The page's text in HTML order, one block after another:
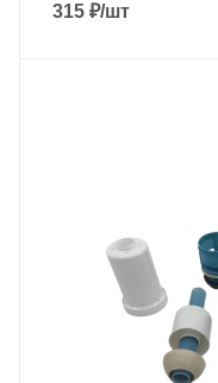
315 ₽/шт